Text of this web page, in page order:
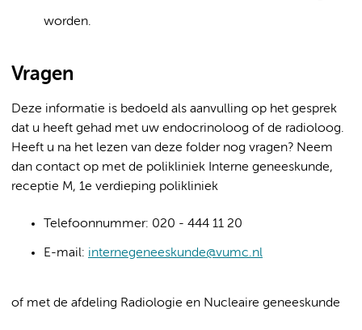
worden.
Vragen
Deze informatie is bedoeld als aanvulling op het gesprek
dat u heeft gehad met uw endocrinoloog of de radioloog.
Heeft u na het lezen van deze folder nog vragen? Neem
dan contact op met de polikliniek Interne geneeskunde,
receptie M, 1e verdieping polikliniek
Telefoonnummer: 020 - 444 11 20
E-mail: internegeneeskunde@vumc.nl
of met de afdeling Radiologie en Nucleaire geneeskunde